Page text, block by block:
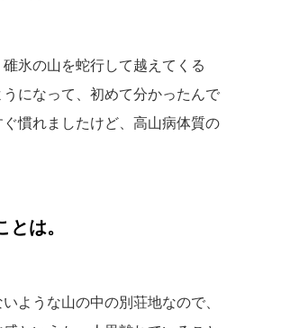
氷の山を蛇行して越えてくる
になって、初めて分かったんで
慣れましたけど、高山病体質の
は。
ような山の中の別荘地なので、